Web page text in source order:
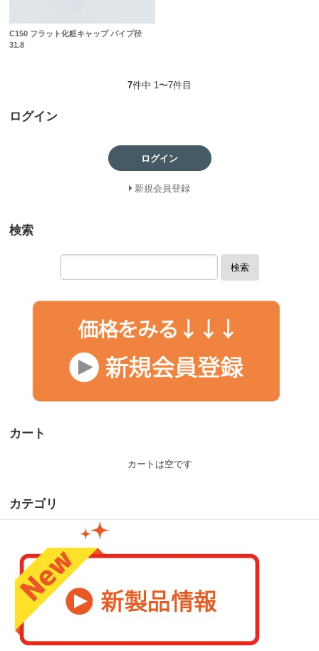
C150 フラット化粧キャップ パイプ径
31.8
7件中 1〜7件目
ログイン
ログイン
新規会員登録
検索
検索
カート
カートは空です
カテゴリ